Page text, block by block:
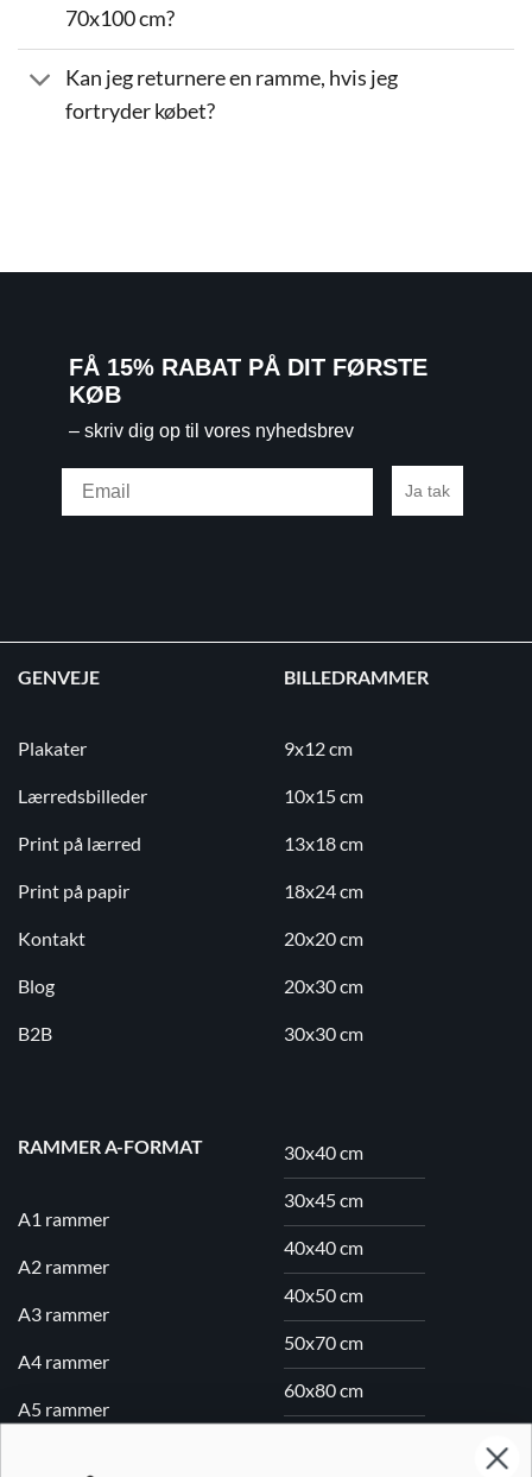
70x100 cm?
Kan jeg returnere en ramme, hvis jeg
fortryder købet?
FÅ 15% RABAT PÅ DIT FØRSTE
KØB
– skriv dig op til vores nyhedsbrev
Ja tak
GENVEJE
Plakater
Lærredsbilleder
Print på lærred
Print på papir
Kontakt
Blog
B2B
BILLEDRAMMER
9x12 cm
10x15 cm
13x18 cm
18x24 cm
20x20 cm
20x30 cm
30x30 cm
RAMMER A-FORMAT
A1 rammer
A2 rammer
A3 rammer
A4 rammer
A5 rammer
30x40 cm
30x45 cm
40x40 cm
40x50 cm
50x70 cm
60x80 cm